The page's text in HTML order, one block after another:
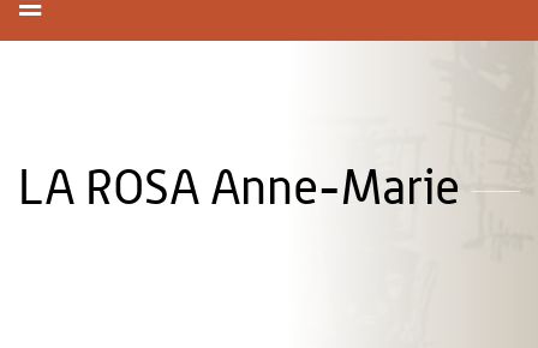
LA ROSA Anne-Marie